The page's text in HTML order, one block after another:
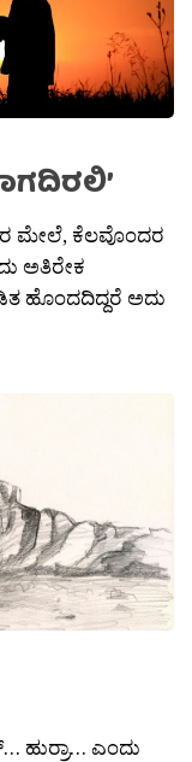
ಮೇಲೆ, ಕೆಲವೊಂದರ
ಅತಿರೇಕ
ಹೊಂದದಿದ್ದರೆ ಅದು
ಎಂದು